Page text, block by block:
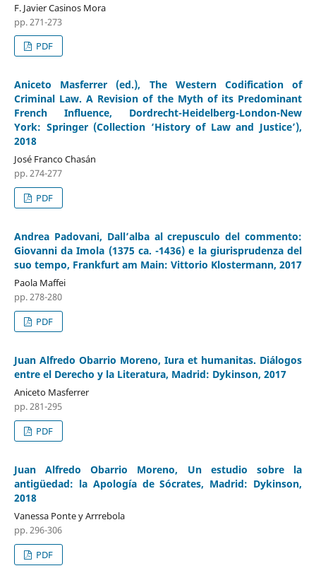
F. Javier Casinos Mora
pp. 271-273
PDF
Aniceto Masferrer (ed.), The Western Codification of
Criminal Law. A Revision of the Myth of its Predominant
French Influence, Dordrecht-Heidelberg-London-New
York: Springer (Collection ‘History of Law and Justice’),
2018
José Franco Chasán
pp. 274-277
PDF
Andrea Padovani, Dall’alba al crepusculo del commento:
Giovanni da Imola (1375 ca. -1436) e la giurisprudenza del
suo tempo, Frankfurt am Main: Vittorio Klostermann, 2017
Paola Maffei
pp. 278-280
PDF
Juan Alfredo Obarrio Moreno, Iura et humanitas. Diálogos
entre el Derecho y la Literatura, Madrid: Dykinson, 2017
Aniceto Masferrer
pp. 281-295
PDF
Juan Alfredo Obarrio Moreno, Un estudio sobre la
antigüedad: la Apología de Sócrates, Madrid: Dykinson,
2018
Vanessa Ponte y Arrrebola
pp. 296-306
PDF